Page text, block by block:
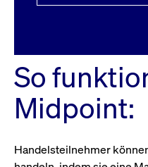
So
Midpoint:
Handelsteilnehmer